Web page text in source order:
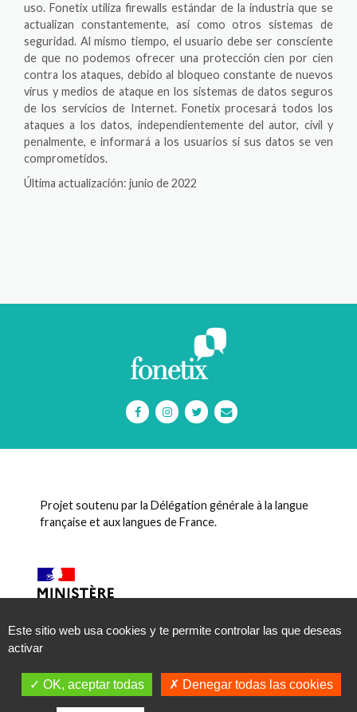
uso. Fonetix utiliza firewalls estándar de la industria que se
actualizan constantemente, así como otros sistemas de
seguridad. Al mismo tiempo, el usuario debe ser consciente
de que no podemos ofrecer una protección cien por cien
contra los ataques, debido al bloqueo constante de nuevos
virus y medios de ataque en los sistemas de datos seguros
de los servicios de Internet. Fonetix procesará todos los
ataques a los datos, independientemente del autor, civil y
penalmente, e informará a los usuarios si sus datos se ven
comprometidos.
Última actualización: junio de 2022
Organizamosregularmente
Projet soutenu par la Délégation générale à la langue
française et aux langues de France.
Este sitio web usa cookies y te permite controlar las que deseas
activar
OK, aceptar todas Denegar todas las cookies